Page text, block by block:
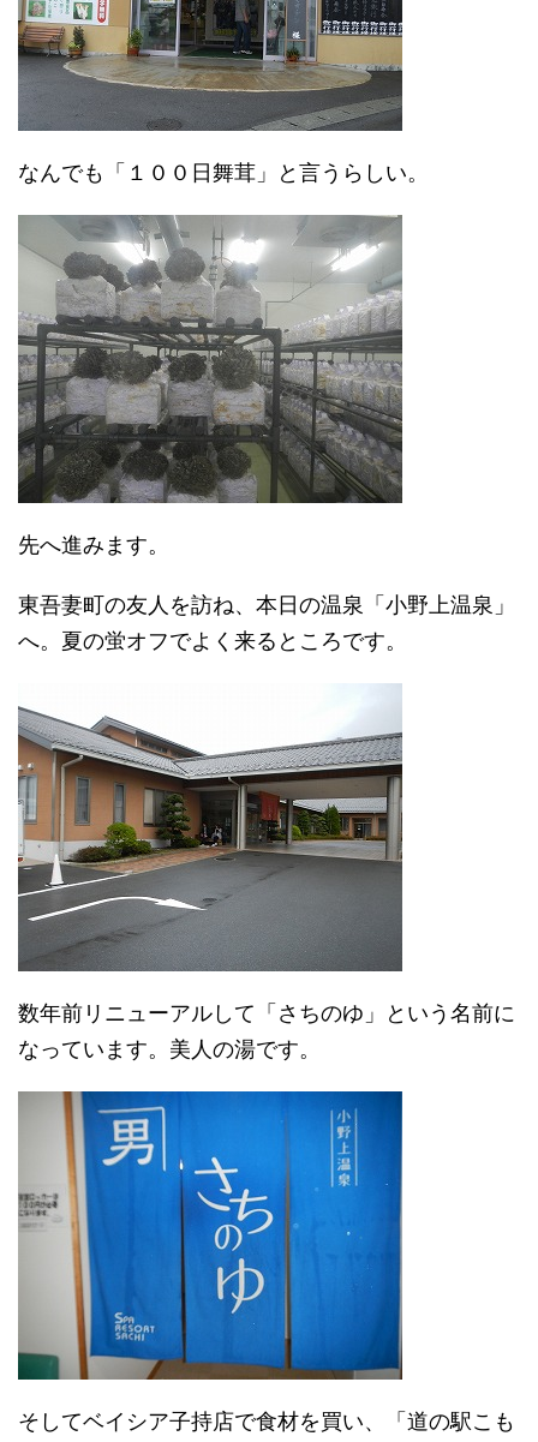
なんでも「１００日舞茸」と言うらしい。
先へ進みます。
東吾妻町の友人を訪ね、本日の温泉「小野上温泉」
へ。夏の蛍オフでよく来るところです。
数年前リニューアルして「さちのゆ」という名前に
なっています。美人の湯です。
そしてベイシア子持店で食材を買い、「道の駅こも